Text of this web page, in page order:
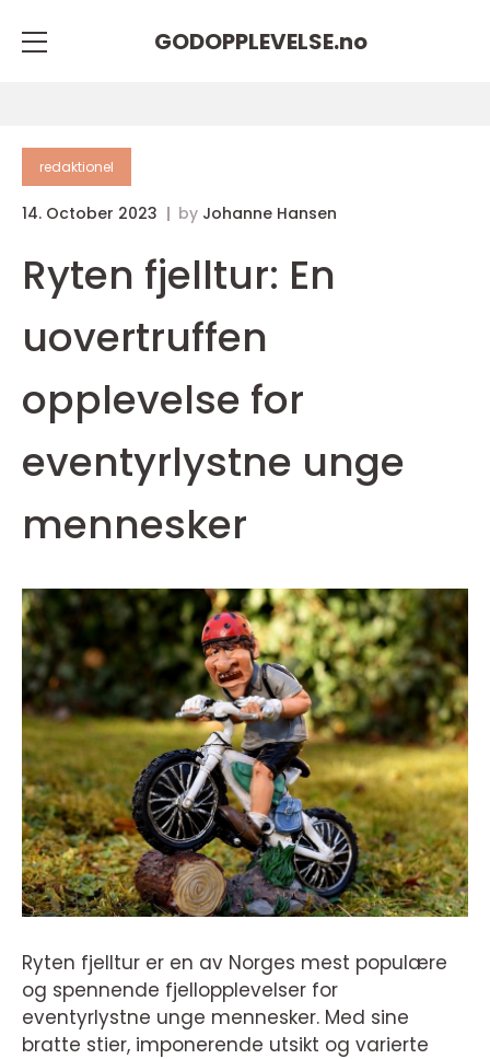
GODOPPLEVELSE.no
redaktionel
14. October 2023 by Johanne Hansen
Ryten fjelltur: En
uovertruffen
opplevelse for
eventyrlystne unge
mennesker
Ryten fjelltur er en av Norges mest populære
og spennende fjellopplevelser for
eventyrlystne unge mennesker. Med sine
bratte stier, imponerende utsikt og varierte